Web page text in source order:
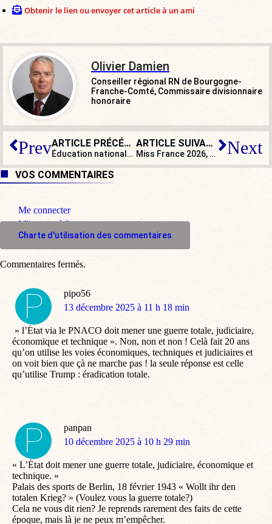
Obtenir le lien ou envoyer cet article à un ami
Olivier Damien
Conseiller régional RN de Bourgogne-
Franche-Comté, Commissaire divisionnaire
honoraire
Prev ARTICLE PRÉCÉDENT
Éducation nationale : un professeur de primaire promeut la masturbation
ARTICLE SUIVANT
Miss France 2026, un «Next
VOS COMMENTAIRES
Me connecter
M'inscrire à l'espace commentaire
Charte d'utilisation des commentaires
pipo56
dit
13 décembre 2025 à 11 h 18 min
» l’État via le PNACO doit mener une guerre totale, judiciaire,
économique et technique ». Non, non et non ! Celà fait 20 ans
qu’on utilise les voies économiques, techniques et judiciaires et
on voit bien que çà ne marche pas ! la seule réponse est celle
qu’utilise Trump : éradication totale.
panpan
dit
10 décembre 2025 à 10 h 29 min
« L’État doit mener une guerre totale, judiciaire, économique et
technique. »
Palais des sports de Berlin, 18 février 1943 « Wollt ihr den
totalen Krieg? » (Voulez vous la guerre totale?)
Cela ne vous dit rien? Je reprends rarement des faits de cette
époque, mais là je ne peux m’empêcher.
Commentaires fermés.